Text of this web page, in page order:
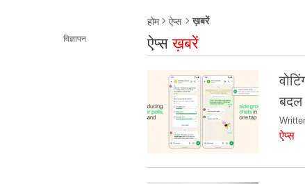
होम ऐप्स ख़बरें
ऐप्सख़बरें
बदल
ऐप्स
विज्ञापन